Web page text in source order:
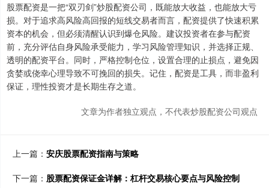
股票配资是一把“双刃剑”炒股配资公司，既能放大收益，也能放大亏
损。对于追求高风险高回报的短线交易者而言，配资提供了快速积累
资本的机会，但必须清醒认识到爆仓风险。建议投资者在参与配资
前，充分评估自身风险承受能力，学习风险管理知识，并选择正规、
透明的配资平台。同时，严格控制仓位，设置合理的止损点，避免因
贪婪或侥幸心理导致不可挽回的损失。记住，配资是工具，而非盈利
保证，理性投资才是长期生存之道。
文章为作者独立观点，不代表炒股配资公司观点
上一篇： 安庆股票配资指南与策略
下一篇： 股票配资保证金详解：杠杆交易核心要点与风险控制